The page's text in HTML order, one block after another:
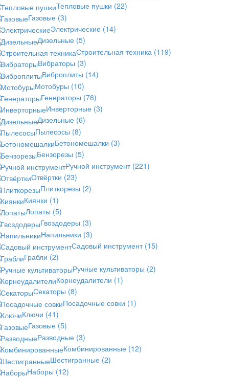
Тепловые пушки (22)
Газовые (3)
Электрические (14)
Дизельные (5)
Строительная техника (119)
Вибраторы (3)
Виброплиты (14)
Мотобуры (10)
Генераторы (76)
Инверторные (3)
Дизельные (6)
Пылесосы (8)
Бетономешалки (3)
Бензорезы (5)
Ручной инструмент (221)
Отвёртки (23)
Плиткорезы (2)
Киянки (1)
Лопаты (5)
Гвоздодеры (3)
Напильники (3)
Садовый инструмент (15)
Грабли (2)
Ручные культиваторы (2)
Корнеудалители (1)
Секаторы (8)
Посадочные совки (1)
Ключи (41)
Газовые (5)
Разводные (3)
Комбинированные (12)
Шестигранные (2)
Наборы (12)